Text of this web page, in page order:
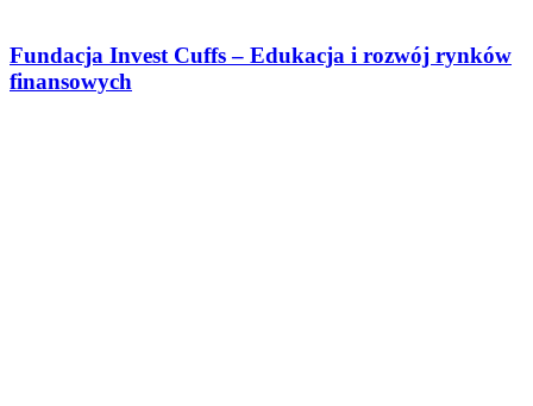
Fundacja Invest Cuffs – Edukacja i rozwój rynków
finansowych